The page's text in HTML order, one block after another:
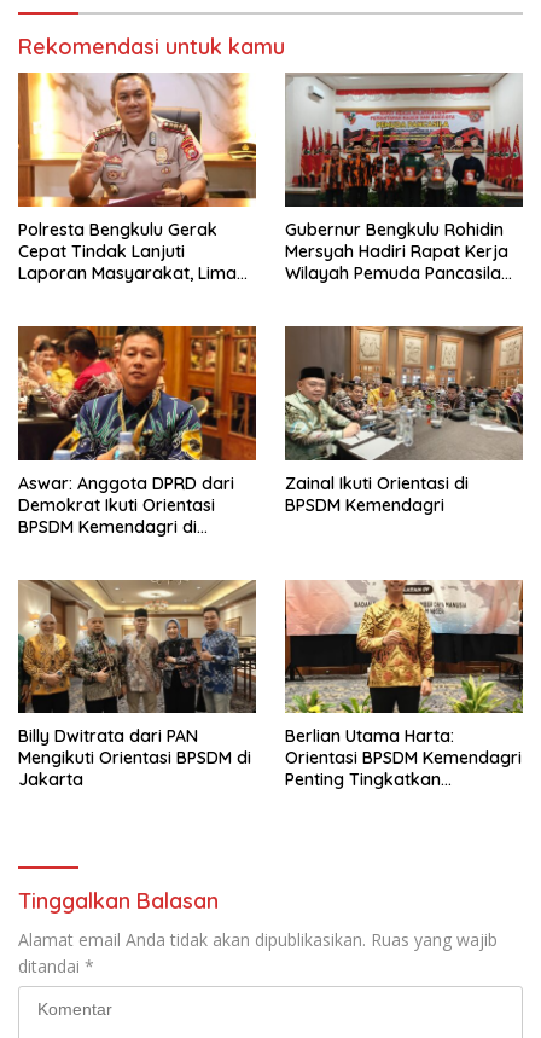
Rekomendasi untuk kamu
‎Polresta Bengkulu Gerak
Cepat Tindak Lanjuti
Laporan Masyarakat, Lima
Anak Diamankan
Gubernur Bengkulu Rohidin
Mersyah Hadiri Rapat Kerja
Wilayah Pemuda Pancasila
Aswar: Anggota DPRD dari
Demokrat Ikuti Orientasi
BPSDM Kemendagri di
Zainal Ikuti Orientasi di
BPSDM Kemendagri
Billy Dwitrata dari PAN
Mengikuti Orientasi BPSDM di
Jakarta
Berlian Utama Harta:
Orientasi BPSDM Kemendagri
Penting Tingkatkan
Tinggalkan Balasan
Alamat email Anda tidak akan dipublikasikan. Ruas yang wajib
ditandai *